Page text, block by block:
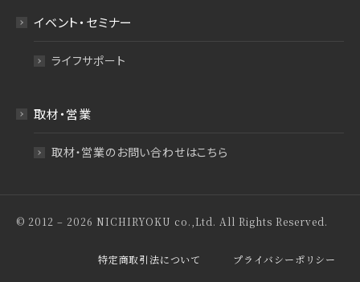
イベント・セミナー
ライフサポート
取材・営業
取材・営業のお問い合わせはこちら
© 2012 – 2026 NICHIRYOKU co.,Ltd. All Rights Reserved.
特定商取引法について プライバシーポリシー